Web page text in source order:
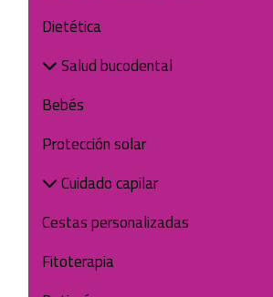
Dietética
Salud bucodental
Bebés
Protección solar
Cuidado capilar
Cestas personalizadas
Fitoterapia